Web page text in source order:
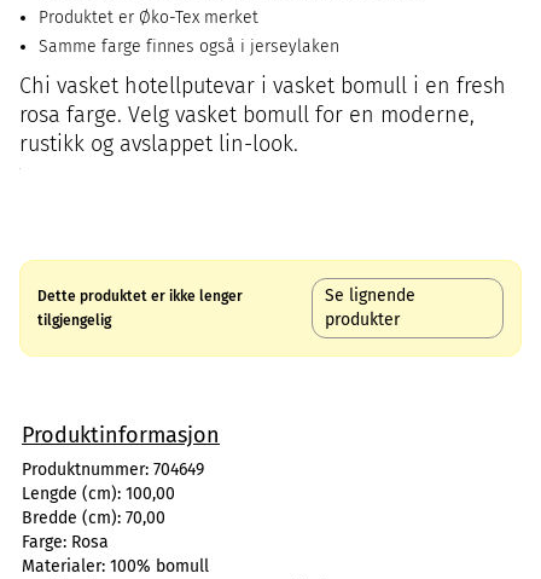
Produktet er Øko-Tex merket
Samme farge finnes også i jerseylaken
Chi vasket hotellputevar i vasket bomull i en fresh
rosa farge. Velg vasket bomull for en moderne,
rustikk og avslappet lin-look.
Dette produktet er ikke lenger
tilgjengelig
Se lignende
produkter
Produktinformasjon
Produktnummer: 704649
Lengde (cm): 100,00
Bredde (cm): 70,00
Farge: Rosa
Materialer: 100% bomull